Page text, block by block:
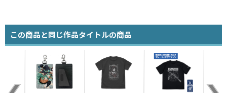
この商品と同じ作品タイトルの商品